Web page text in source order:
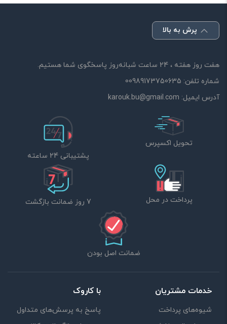
پرش به بالا
هفت روز هفته ، 24 ساعت شبانه‌روز پاسخگوی شما هستیم.
شماره تلفن: 00989173750635
آدرس ایمیل: karouk.bu@gmail.com
تحویل اکسپرس
پشتیبانی 24 ساعته
پرداخت در محل 7 روز ضمانت بازگشت
ضمانت اصل بودن
خدمات مشتریان
شیوه‌های پرداخت
با کاروک
پاسخ به پرسش‌های متداول